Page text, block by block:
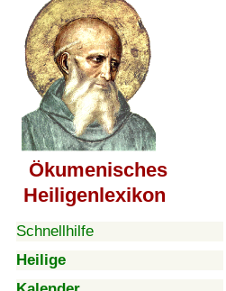
Ökumenisches
Heiligenlexikon
Schnellhilfe
Heilige